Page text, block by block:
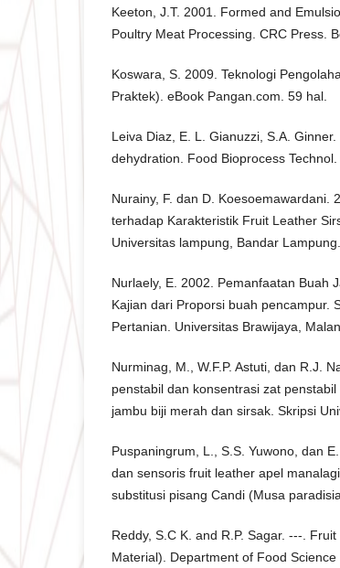
Keeton, J.T. 2001. Formed and
Poultry Meat Processing. CRC Press.
Koswara, S. 2009. Teknologi
Praktek). eBook Pangan.com. 59 hal.
Leiva Diaz, E. L. Gianuzzi, S.A.
dehydration. Food Bioprocess Technol.
Nurainy, F. dan D. Koesoemawardani.
terhadap Karakteristik Fruit Leather
Universitas lampung, Bandar Lampung.
Nurlaely, E. 2002. Pemanfaatan Buah
Kajian dari Proporsi buah pencampur.
Pertanian. Universitas Brawijaya,
Nurminag, M., W.F.P. Astuti, dan R.J.
penstabil dan konsentrasi zat
jambu biji merah dan sirsak. Skripsi
Puspaningrum, L., S.S. Yuwono, dan
dan sensoris fruit leather apel
substitusi pisang Candi (Musa
Reddy, S.C K. and R.P. Sagar. ---.
Material). Department of Food